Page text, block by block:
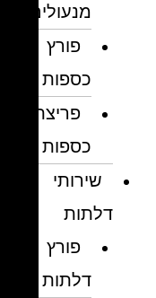
מנעולים
פורץ
כספות
פריצת
כספות
שירותי
דלתות
פורץ
דלתות